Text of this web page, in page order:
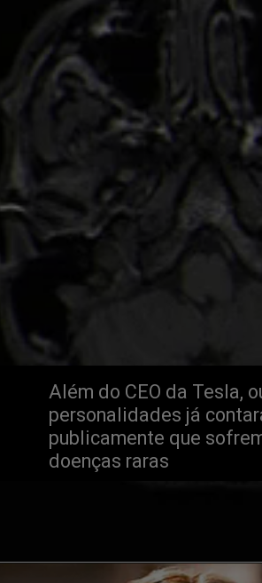
Além do CEO da Tesla,
personalidades já
publicamente que
doenças raras